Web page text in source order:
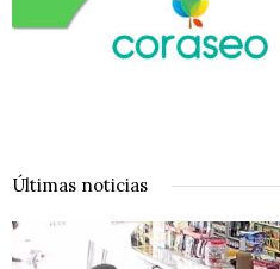
Últimas noticias